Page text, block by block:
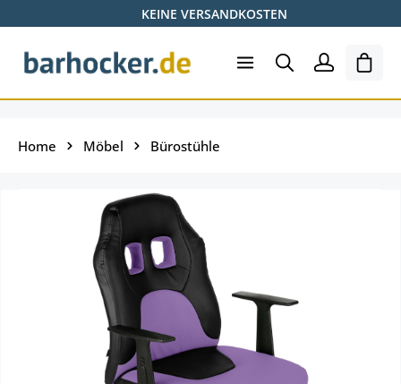
Zum Hauptinhalt springenKEINE VERSANDKOSTEN
Home Möbel Bürostühle